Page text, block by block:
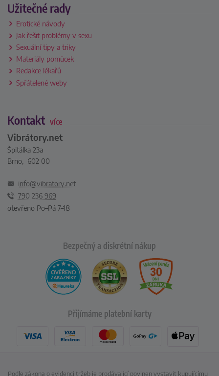
Užitečné rady
Erotické návody
Jak řešit problémy v sexu
Sexuální tipy a triky
Materiály pomůcek
Redakce lékařů
Spřátelené weby
Kontakt více
Vibrátory.net
Špitálka 23a
Brno, 602 00
info@vibratory.net
790 236 969
otevřeno Po–Pá 7–18
Bezpečný a diskrétní nákup
Přijímáme platební karty
Podle zákona o evidenci tržeb je prodávající povinen vystavit kupujícímu